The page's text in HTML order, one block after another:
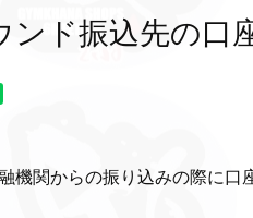
ンド振込先の口
機関からの振り込みの際に口